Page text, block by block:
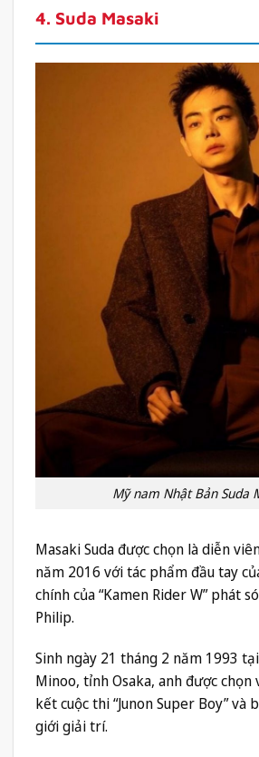
4. Suda Masaki
Mỹ nam Nhật Bản Suda
Masaki Suda được chọn là diễn
năm 2016 với tác phẩm đầu tay
chính của “Kamen Rider W” phát
Philip.
Sinh ngày 21 tháng 2 năm 1993
Minoo, tỉnh Osaka, anh được chọn
kết cuộc thi “Junon Super Boy” và
giới giải trí.